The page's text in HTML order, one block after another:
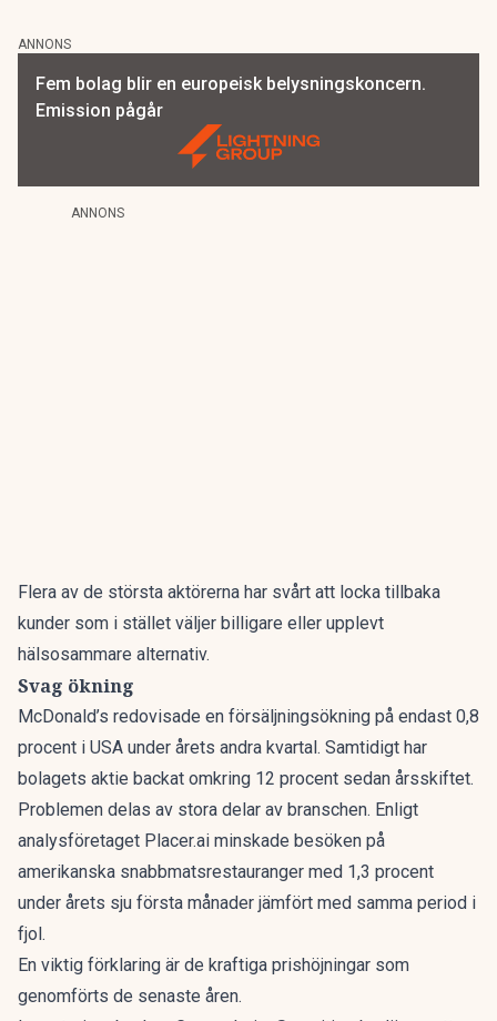
ANNONS
Fem bolag blir en europeisk belysningskoncern.
Emission pågår
ANNONS
Flera av de största aktörerna har svårt att locka tillbaka
kunder som i stället väljer billigare eller upplevt
hälsosammare alternativ.
Svag ökning
McDonald’s redovisade en försäljningsökning på endast 0,8
procent i USA under årets andra kvartal. Samtidigt har
bolagets aktie backat omkring 12 procent sedan årsskiftet.
Problemen delas av stora delar av branschen. Enligt
analysföretaget Placer.ai minskade besöken på
amerikanska snabbmatsrestauranger med 1,3 procent
under årets sju första månader jämfört med samma period i
fjol.
En viktig förklaring är de kraftiga prishöjningar som
genomförts de senaste åren.